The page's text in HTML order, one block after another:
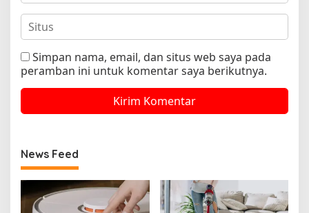
Simpan nama, email, dan situs web saya pada
peramban ini untuk komentar saya berikutnya.
News Feed